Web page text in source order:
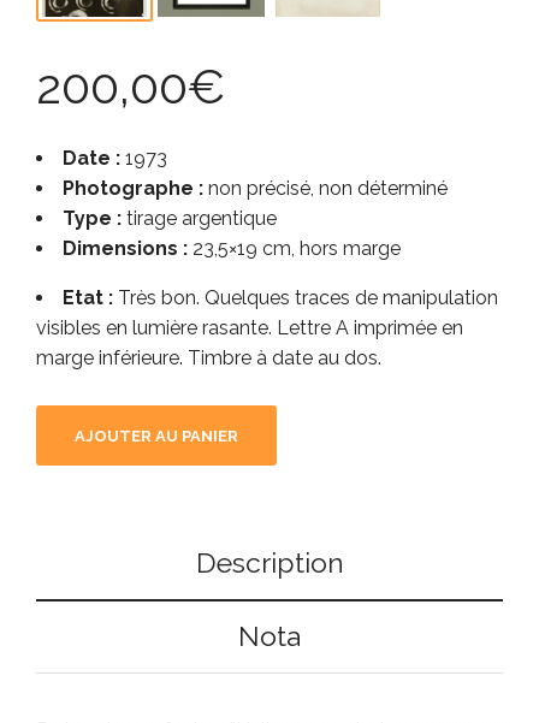
200,00€
Date : 1973
Photographe : non précisé, non déterminé
Type : tirage argentique
Dimensions : 23,5×19 cm, hors marge
Etat : Très bon. Quelques traces de manipulation
visibles en lumière rasante. Lettre A imprimée en
marge inférieure. Timbre à date au dos.
AJOUTER AU PANIER
Description
Nota